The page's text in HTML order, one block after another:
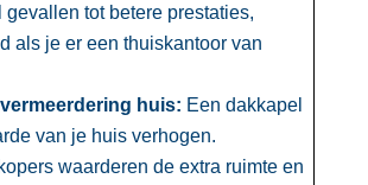
gevallen tot betere prestaties,
als je er een thuiskantoor van
huis: Een dakkapel
van je huis verhogen.​
waarderen de extra ruimte en